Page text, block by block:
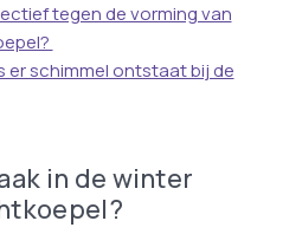
tegen de vorming van
er schimmel ontstaat bij de
in de winter